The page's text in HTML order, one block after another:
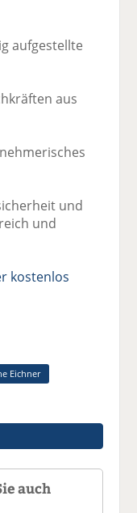
aufgestellte
aus
und
und
kostenlos
Eichner
auch